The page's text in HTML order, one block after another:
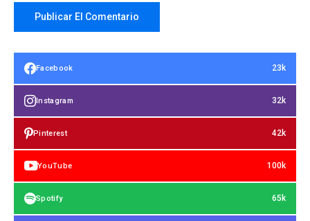
Facebook 23k
Instagram 32k
Pinterest 42k
YouTube 100k
Spotify 65k